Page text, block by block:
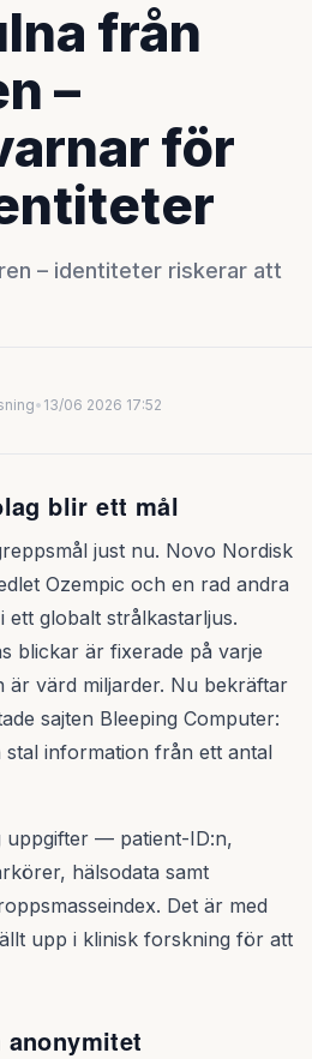
från
–
för
– identiteter riskerar att
• 13/06 2026 17:52
blir ett mål
just nu. Novo Nordisk
Ozempic och en rad andra
globalt strålkastarljus.
blickar är fixerade på varje
är värd miljarder. Nu bekräftar
sajten Bleeping Computer:
stal information från ett antal
uppgifter — patient-ID:n,
hälsodata samt
Det är med
upp i klinisk forskning för att
anonymitet